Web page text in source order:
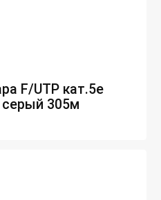
F/UTP кат.5e
серый 305м